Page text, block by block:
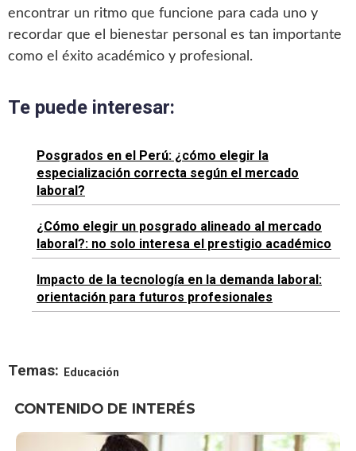
encontrar un ritmo que funcione para cada uno y
recordar que el bienestar personal es tan importante
como el éxito académico y profesional.
Te puede interesar:
Posgrados en el Perú: ¿cómo elegir la
especialización correcta según el mercado
laboral?
¿Cómo elegir un posgrado alineado al mercado
laboral?: no solo interesa el prestigio académico
Impacto de la tecnología en la demanda laboral:
orientación para futuros profesionales
Temas: Educación
CONTENIDO DE INTERÉS